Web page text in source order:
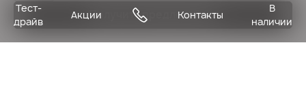
Получить предложение
Тест-
драйв
Акции Контакты
В
наличии